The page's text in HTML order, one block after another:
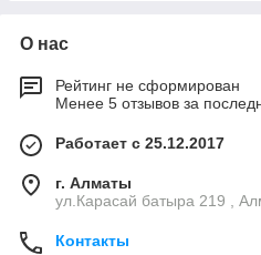
О нас
Рейтинг не сформирован
Менее 5 отзывов за
Работает с 25.12.2017
г. Алматы
ул.Карасай батыра 219 ,
Контакты